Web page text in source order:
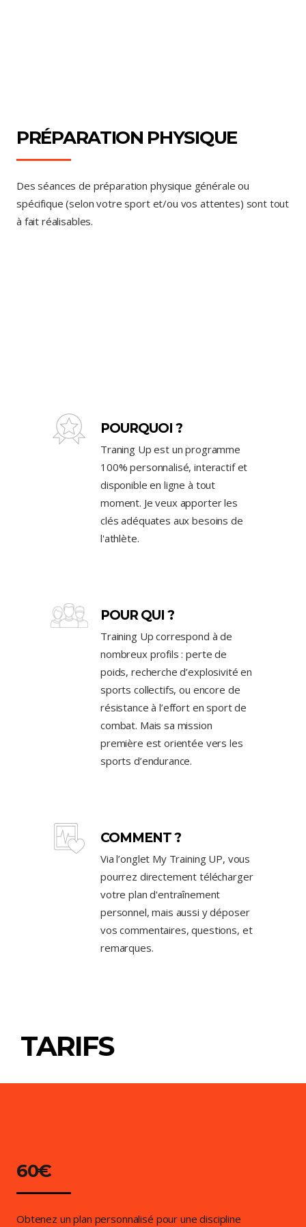
PRÉPARATION PHYSIQUE
Des séances de préparation physique générale ou
spécifique (selon votre sport et/ou vos attentes) sont tout
à fait réalisables.
POURQUOI ?
Traning Up est un programme
100% personnalisé, interactif et
disponible en ligne à tout
moment. Je veux apporter les
clés adéquates aux besoins de
l'athlète.
POUR QUI ?
Training Up correspond à de
nombreux profils : perte de
poids, recherche d’explosivité en
sports collectifs, ou encore de
résistance à l’effort en sport de
combat. Mais sa mission
première est orientée vers les
sports d’endurance.
COMMENT ?
Via l’onglet My Training UP, vous
pourrez directement télécharger
votre plan d'entraînement
personnel, mais aussi y déposer
vos commentaires, questions, et
remarques.
TARIFS
60€
Obtenez un plan personnalisé pour une discipline